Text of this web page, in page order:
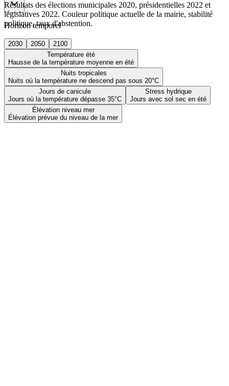
Horizon temporel
2030 2050
2100
Température été
Hausse de la température moyenne en été
Nuits tropicales
Nuits où la température ne descend pas sous 20°C
Jours de canicule
Jours où la température dépasse 35°C
Stress hydrique
Jours avec sol sec en été
Élévation niveau mer
Élévation prévue du niveau de la mer
Résultats des élections municipales 2020, présidentielles 2022 et
législatives 2022. Couleur politique actuelle de la mairie, stabilité
politique, taux d'abstention.